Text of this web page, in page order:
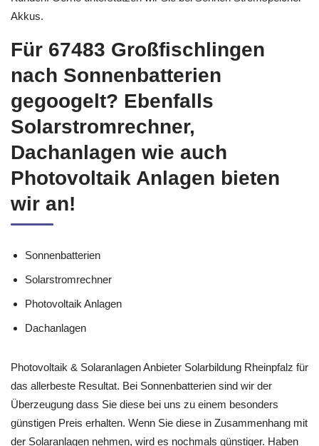
freuen wir uns stets überaus über die Rückmeldung unserer
Akkus.
Für 67483 Großfischlingen
nach Sonnenbatterien
gegoogelt? Ebenfalls
Solarstromrechner,
Dachanlagen wie auch
Photovoltaik Anlagen bieten
Solarstromrechner
Photovoltaik Anlagen
Dachanlagen
Photovoltaik & Solaranlagen Anbieter Solarbildung Rheinpfalz für
das allerbeste Resultat. Bei Sonnenbatterien sind wir der
Überzeugung dass Sie diese bei uns zu einem besonders